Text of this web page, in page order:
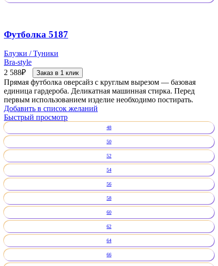
Футболка 5187
Блузки / Туники
Bra-style
2 588₽ Заказ в 1 клик
Прямая футболка оверсайз с круглым вырезом — базовая
единица гардероба. Деликатная машинная стирка. Перед
первым использованием изделие необходимо постирать.
Добавить в список желаний
Быстрый просмотр
48
50
52
54
56
58
60
62
64
66